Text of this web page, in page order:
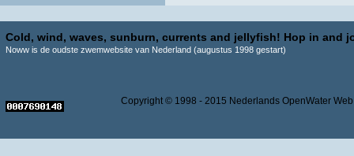
Cold, wind, waves, sunburn, currents and jellyfish! Hop in and
Noww is de oudste zwemwebsite van Nederland (augustus 1998 gestart)
Copyright © 1998 - 2015 Nederlands OpenWater